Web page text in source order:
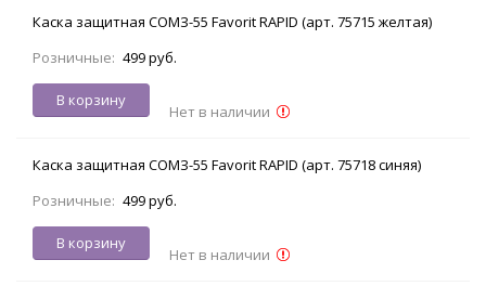
Каска защитная СОМЗ-55 Favorit RAPID (арт. 75715 желтая)
Розничные: 499 руб.
В корзину
Нет в наличии
Каска защитная СОМЗ-55 Favorit RAPID (арт. 75718 синяя)
Розничные: 499 руб.
В корзину
Нет в наличии